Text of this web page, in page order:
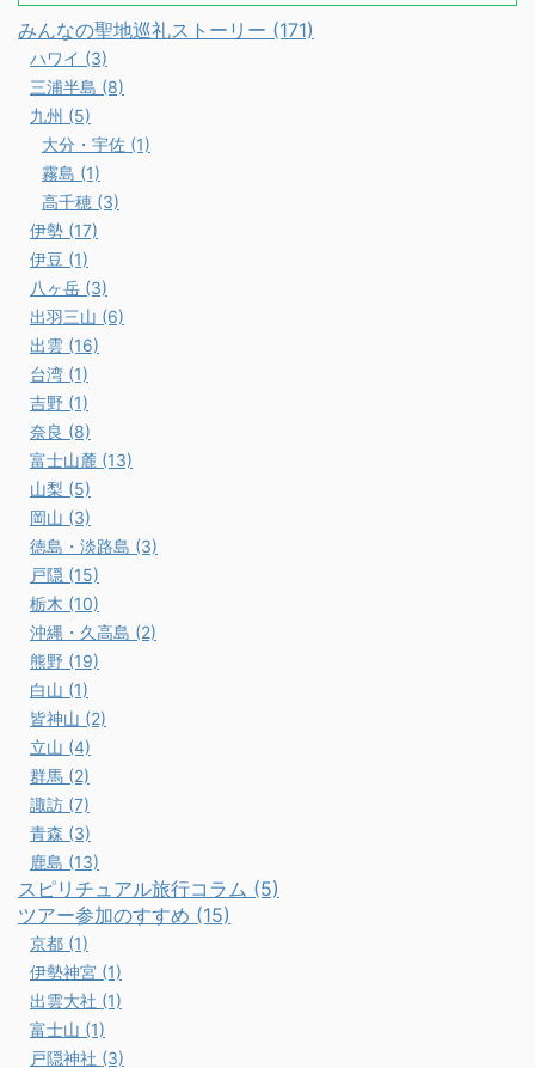
みんなの聖地巡礼ストーリー (171)
ハワイ (3)
三浦半島 (8)
九州 (5)
大分・宇佐 (1)
霧島 (1)
高千穂 (3)
伊勢 (17)
伊豆 (1)
八ヶ岳 (3)
出羽三山 (6)
出雲 (16)
台湾 (1)
吉野 (1)
奈良 (8)
富士山麓 (13)
山梨 (5)
岡山 (3)
徳島・淡路島 (3)
戸隠 (15)
栃木 (10)
沖縄・久高島 (2)
熊野 (19)
白山 (1)
皆神山 (2)
立山 (4)
群馬 (2)
諏訪 (7)
青森 (3)
鹿島 (13)
スピリチュアル旅行コラム (5)
ツアー参加のすすめ (15)
京都 (1)
伊勢神宮 (1)
出雲大社 (1)
富士山 (1)
戸隠神社 (3)